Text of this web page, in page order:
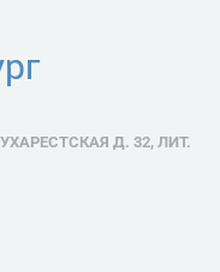
Д. 32, ЛИТ.